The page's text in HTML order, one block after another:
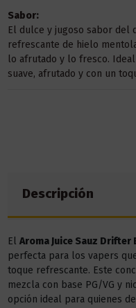
Sabor:
El dulce y jugoso sabor del
refrescante de hielo
lo afrutado y lo fresco.
suave, afrutado y con un
Descripción
El Aroma Juice Sauz Drifter
perfecta para los vapers
toque refrescante. Este
mezcla con base PG/VG y
opción ideal para quienes